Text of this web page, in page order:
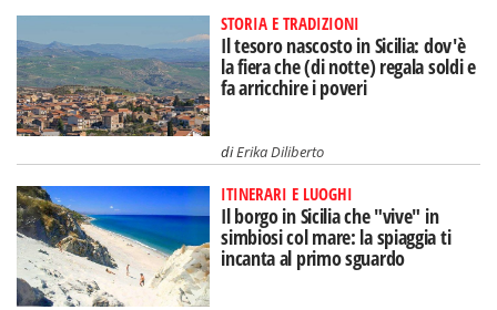
STORIA E TRADIZIONI
Il tesoro nascosto in Sicilia: dov'è
la fiera che (di notte) regala soldi e
fa arricchire i poveri
diErika Diliberto
ITINERARI E LUOGHI
Il borgo in Sicilia che "vive" in
simbiosi col mare: la spiaggia ti
incanta al primo sguardo